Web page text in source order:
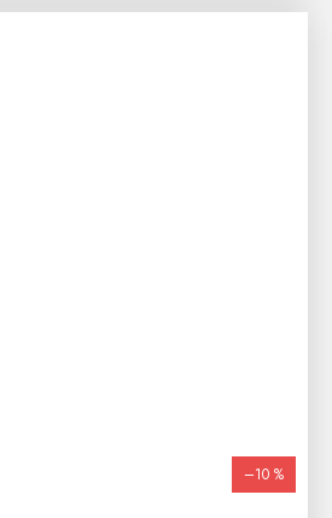
–10 %